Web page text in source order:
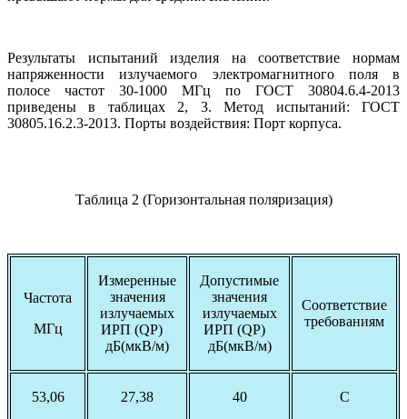
Результаты испытаний изделия на соответствие нормам
напряженности излучаемого электромагнитного поля в
полосе частот 30-1000 МГц по ГОСТ 30804.6.4-2013
приведены в таблицах 2, 3. Метод испытаний: ГОСТ
30805.16.2.3-2013. Порты воздействия: Порт корпуса.
Таблица 2 (Горизонтальная поляризация)
Частота
МГц
Измеренные
значения
излучаемых
ИРП (QP)
дБ(мкВ/м)
Допустимые
значения
излучаемых
ИРП (QP)
дБ(мкВ/м)
Соответствие
требованиям
53,06 27,38 40 С